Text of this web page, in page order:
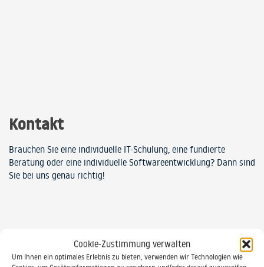
Cookie-Zustimmung verwalten
Um Ihnen ein optimales Erlebnis zu bieten, verwenden wir Technologien wie
Kontakt
Brauchen Sie eine individuelle IT-Schulung, eine fundierte
Beratung oder eine individuelle Softwareentwicklung? Dann sind
Sie bei uns genau richtig!